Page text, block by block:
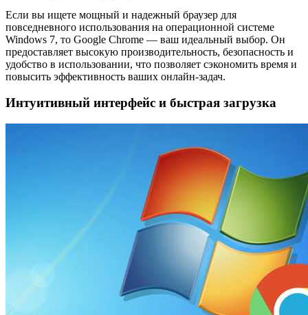
Если вы ищете мощный и надежный браузер для
повседневного использования на операционной системе
Windows 7, то Google Chrome — ваш идеальный выбор. Он
предоставляет высокую производительность, безопасность и
удобство в использовании, что позволяет сэкономить время и
повысить эффективность ваших онлайн-задач.
Интуитивный интерфейс и быстрая загрузка